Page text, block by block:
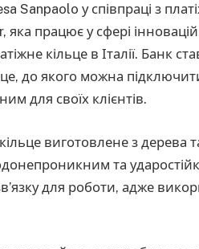
Sanpaolo у співпраці з
працює у сфері
кільце в Італії. Банк
до якого можна
для своїх клієнтів.
виготовлене з дерева
та
для роботи, адже